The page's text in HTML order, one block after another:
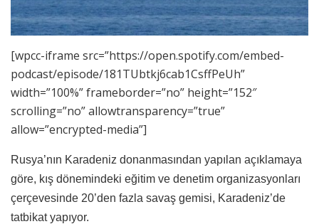
[wpcc-iframe src=”https://open.spotify.com/embed-
podcast/episode/181TUbtkj6cab1CsffPeUh”
width=”100%” frameborder=”no” height=”152″
scrolling=”no” allowtransparency=”true”
allow=”encrypted-media”]
Rusya’nın Karadeniz donanmasından yapılan açıklamaya
göre, kış dönemindeki eğitim ve denetim organizasyonları
çerçevesinde 20’den fazla savaş gemisi, Karadeniz’de
tatbikat yapıyor.